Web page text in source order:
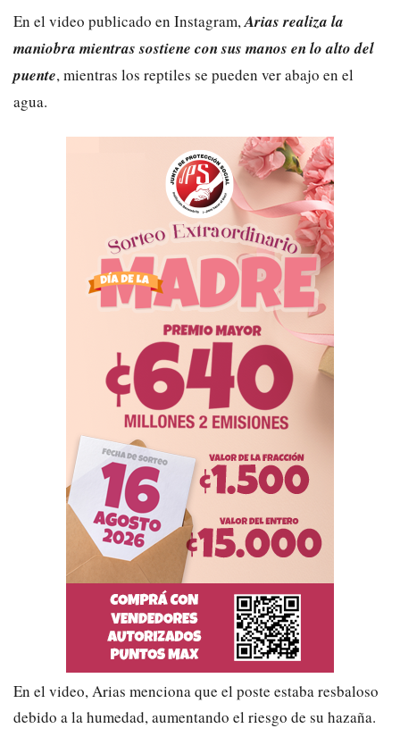
En el video publicado en Instagram,Arias realiza la
maniobra mientras sostiene con sus manos en lo alto del
puente, mientras los reptiles se pueden ver abajo en el
agua.
En el video, Arias menciona que el poste estaba resbaloso
debido a la humedad, aumentando el riesgo de su hazaña.